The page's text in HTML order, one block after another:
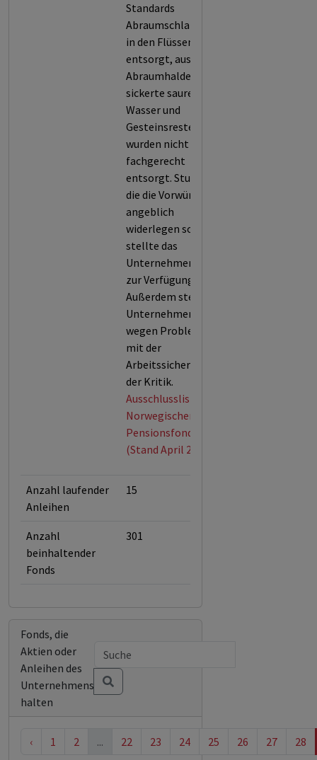
Standards
Abraumschlamme
in den Flüssen
entsorgt, aus den
Abraumhalden
sickerte saures
Wasser und
Gesteinsreste
wurden nicht
fachgerecht
entsorgt. Studien,
die die Vorwürfe
angeblich
widerlegen sollten,
stellte das
Unternehmen nicht
zur Verfügung.
Außerdem steht das
Unternehmen
wegen Probleme
mit der
Arbeitssicherheit in
der Kritik.
Ausschlussliste des
Norwegischen
Pensionsfonds
(Stand April 2026)
Anzahl laufender
Anleihen
15
Anzahl
beinhaltender
Fonds
301
Fonds, die
Aktien oder
Anleihen des
Unternehmens
halten
‹ 1 2 ... 22 23 24 25 26 27 28